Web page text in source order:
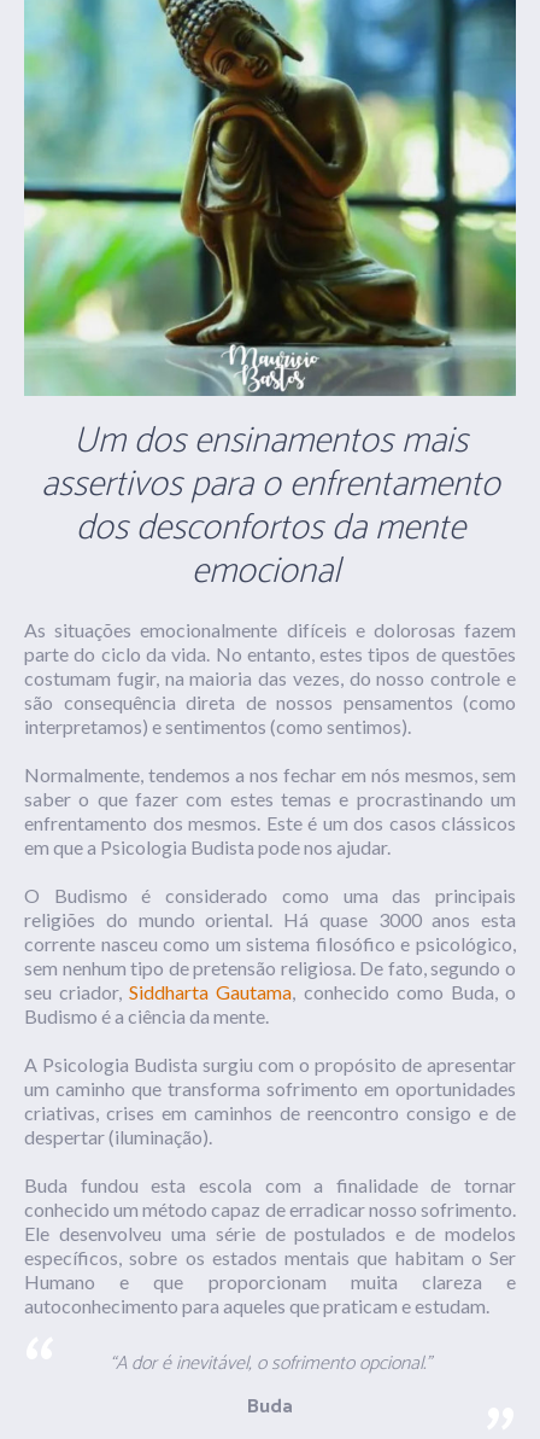
Um dos ensinamentos mais
assertivos para o enfrentamento
dos desconfortos da mente
emocional
As situações emocionalmente difíceis e dolorosas fazem
parte do ciclo da vida. No entanto, estes tipos de questões
costumam fugir, na maioria das vezes, do nosso controle e
são consequência direta de nossos pensamentos (como
interpretamos) e sentimentos (como sentimos).
Normalmente, tendemos a nos fechar em nós mesmos, sem
saber o que fazer com estes temas e procrastinando um
enfrentamento dos mesmos. Este é um dos casos clássicos
em que a Psicologia Budista pode nos ajudar.
O Budismo é considerado como uma das principais
religiões do mundo oriental. Há quase 3000 anos esta
corrente nasceu como um sistema filosófico e psicológico,
sem nenhum tipo de pretensão religiosa. De fato, segundo o
seu criador,Siddharta Gautama, conhecido como Buda, o
Budismo é a ciência da mente.
A Psicologia Budista surgiu com o propósito de apresentar
um caminho que transforma sofrimento em oportunidades
criativas, crises em caminhos de reencontro consigo e de
despertar (iluminação).
Buda fundou esta escola com a finalidade de tornar
conhecido um método capaz de erradicar nosso sofrimento.
Ele desenvolveu uma série de postulados e de modelos
específicos, sobre os estados mentais que habitam o Ser
Humano e que proporcionam muita clareza e
autoconhecimento para aqueles que praticam e estudam.
“A dor é inevitável, o sofrimento opcional.”
Buda